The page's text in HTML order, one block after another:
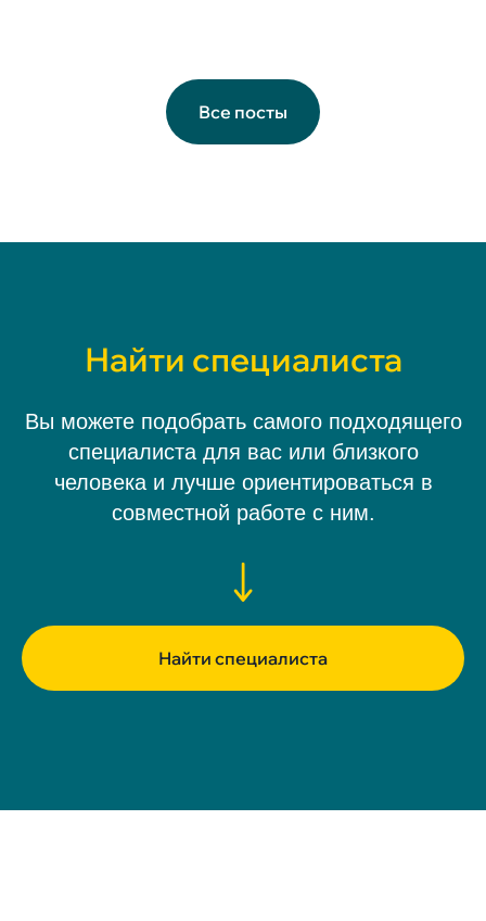
Все посты
Найти специалиста
Вы можете подобрать самого подходящего
специалиста для вас или близкого
человека и лучше ориентироваться в
совместной работе с ним.
Найти специалиста